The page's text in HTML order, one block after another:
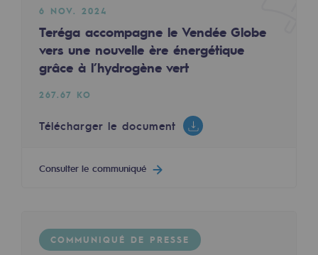
Les énergies d'avenir
Les énergies d'avenir
Notre vision
Gaz renouvelables et procédés durables
Gaz renouvelables et procédés
Nouveaux usages
6 NOV. 2024
Teréga accompagne le Vendée Globe
vers une nouvelle ère énergétique
grâce à l’hydrogène vert
267.67 KO
Télécharger le document
Consulter le communiqué
COMMUNIQUÉ DE PRESSE